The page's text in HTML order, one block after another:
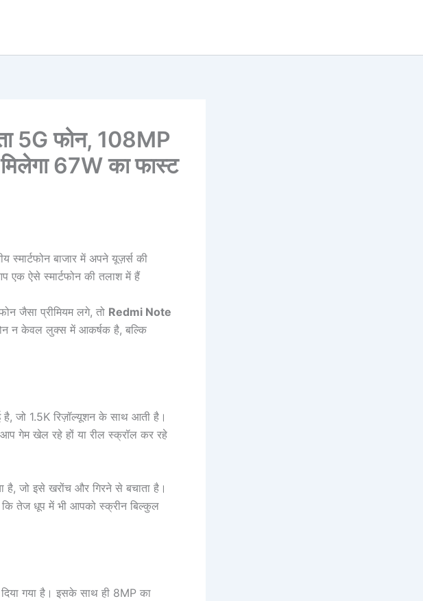
5G फोन, 108MP
67W का फास्ट
स्मार्टफोन बाजार में अपने यूज़र्स की
एक ऐसे स्मार्टफोन की तलाश में हैं
जैसा प्रीमियम लगे, तो Redmi Note
न केवल लुक्स में आकर्षक है, बल्कि
जो 1.5K रिज़ॉल्यूशन के साथ आती है।
गेम खेल रहे हों या रील स्क्रॉल कर रहे
जो इसे खरोंच और गिरने से बचाता है।
कि तेज धूप में भी आपको स्क्रीन बिल्कुल
गया है। इसके साथ ही 8MP का